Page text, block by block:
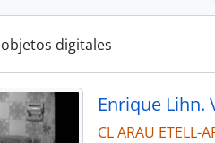
digitales
Enrique Lihn.
CL ARAU ETELL-